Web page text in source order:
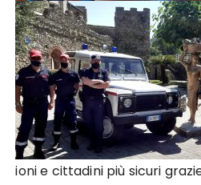
ioni e cittadini più sicuri